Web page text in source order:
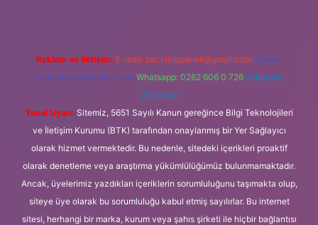
Reklam ve İletişim: E-mail: backlinkpaneli@gmail.com Teams:
forumhizmeti@gmail.com Whatsapp: 0262 606 0 726 Telegram:
@karabul
Yasal Uyarı: Sitemiz, 5651 Sayılı Kanun gereğince Bilgi Teknolojileri
ve İletişim Kurumu (BTK) tarafından onaylanmış bir Yer Sağlayıcı
olarak hizmet vermektedir. Bu nedenle, sitedeki içerikleri proaktif
olarak denetleme veya araştırma yükümlülüğümüz bulunmamaktadır.
Ancak, üyelerimiz yazdıkları içeriklerin sorumluluğunu taşımakta olup,
siteye üye olarak bu sorumluluğu kabul etmiş sayılırlar. Bu internet
sitesi, herhangi bir marka, kurum veya şahıs şirketi ile hiçbir bağlantısı